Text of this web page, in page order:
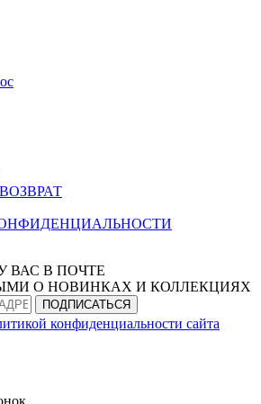
ВАС В ПОЧТЕ
О НОВИНКАХ И КОЛЛЕКЦИЯХ
конфиденциальности сайта